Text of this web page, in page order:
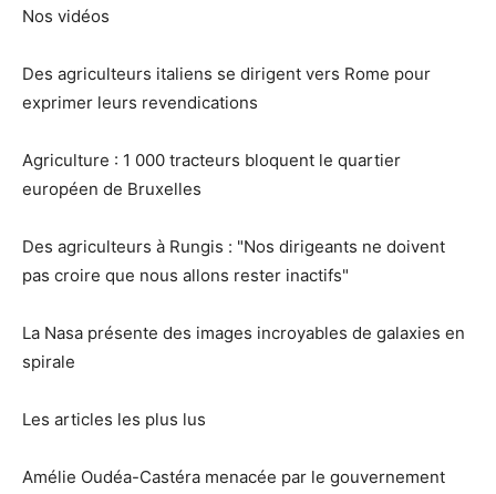
Nos vidéos
Des agriculteurs italiens se dirigent vers Rome pour
exprimer leurs revendications
Agriculture : 1 000 tracteurs bloquent le quartier
européen de Bruxelles
Des agriculteurs à Rungis : "Nos dirigeants ne doivent
pas croire que nous allons rester inactifs"
La Nasa présente des images incroyables de galaxies en
spirale
Les articles les plus lus
Amélie Oudéa-Castéra menacée par le gouvernement